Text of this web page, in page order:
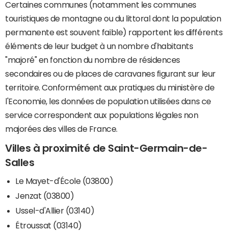
Certaines communes (notamment les communes
touristiques de montagne ou du littoral dont la population
permanente est souvent faible) rapportent les différents
éléments de leur budget à un nombre d'habitants
"majoré" en fonction du nombre de résidences
secondaires ou de places de caravanes figurant sur leur
territoire. Conformément aux pratiques du ministère de
l'Economie, les données de population utilisées dans ce
service correspondent aux populations légales non
majorées des villes de France.
Villes à proximité de Saint-Germain-de-
Salles
Le Mayet-d'École (03800)
Jenzat (03800)
Ussel-d'Allier (03140)
Étroussat (03140)